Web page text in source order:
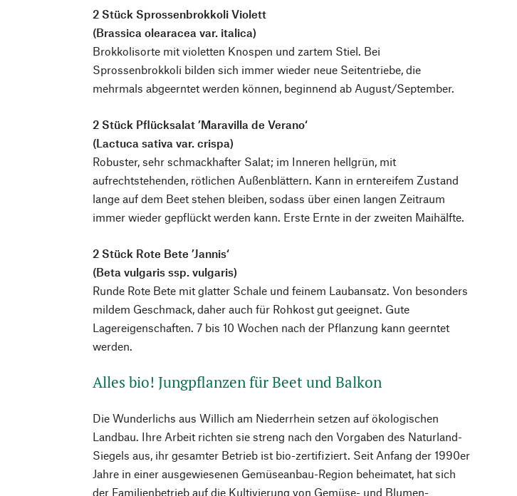
2 Stück Sprossenbrokkoli Violett
(Brassica olearacea var. italica)
Brokkolisorte mit violetten Knospen und zartem Stiel. Bei
Sprossenbrokkoli bilden sich immer wieder neue Seitentriebe, die
mehrmals abgeerntet werden können, beginnend ab August/September.
2 Stück Pflücksalat ’Maravilla de Verano‘
(Lactuca sativa var. crispa)
Robuster, sehr schmackhafter Salat; im Inneren hellgrün, mit
aufrechtstehenden, rötlichen Außenblättern. Kann in erntereifem Zustand
lange auf dem Beet stehen bleiben, sodass über einen langen Zeitraum
immer wieder gepflückt werden kann. Erste Ernte in der zweiten Maihälfte.
2 Stück Rote Bete ’Jannis‘
(Beta vulgaris ssp. vulgaris)
Runde Rote Bete mit glatter Schale und feinem Laubansatz. Von besonders
mildem Geschmack, daher auch für Rohkost gut geeignet. Gute
Lagereigenschaften. 7 bis 10 Wochen nach der Pflanzung kann geerntet
werden.
Alles bio! Jungpflanzen für Beet und Balkon
Die Wunderlichs aus Willich am Niederrhein setzen auf ökologischen
Landbau. Ihre Arbeit richten sie streng nach den Vorgaben des Naturland-
Siegels aus, ihr gesamter Betrieb ist bio-zertifiziert. Seit Anfang der 1990er
Jahre in einer ausgewiesenen Gemüseanbau-Region beheimatet, hat sich
der Familienbetrieb auf die Kultivierung von Gemüse- und Blumen-